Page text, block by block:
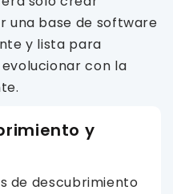
una base de software
y lista para
con la
y
de descubrimiento